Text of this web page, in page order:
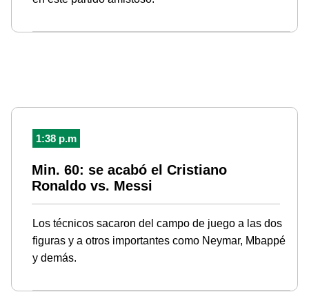
1:38 p.m
Min. 60: se acabó el Cristiano
Ronaldo vs. Messi
Los técnicos sacaron del campo de juego a las dos
figuras y a otros importantes como Neymar, Mbappé
y demás.